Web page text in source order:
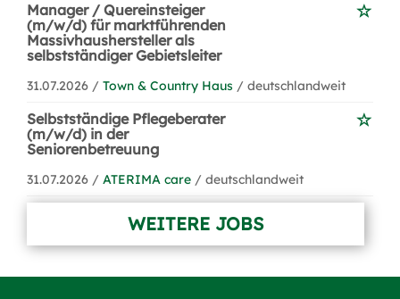
Manager / Quereinsteiger
(m/w/d) für marktführenden
Massivhaushersteller als
selbstständiger Gebietsleiter
31.07.2026 / Town & Country Haus / deutschlandweit
Selbstständige Pflegeberater
(m/w/d) in der
Seniorenbetreuung
31.07.2026 / ATERIMA care / deutschlandweit
WEITERE JOBS